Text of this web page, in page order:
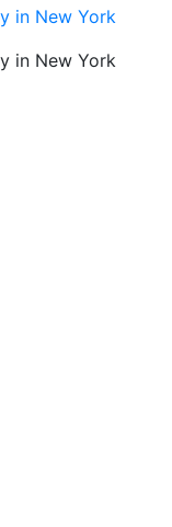
in New York
in New York